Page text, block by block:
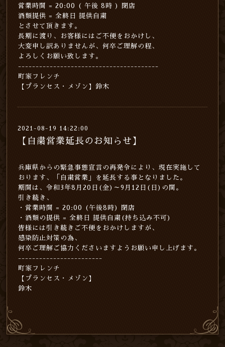
営業時間 = 20:00 ( 午後 8時 ) 閉店
酒類提供 = 全終日 提供自粛
とさせて頂きます。
長期に渡り、お客様にはご不便をおかけし、
大変申し訳ありませんが、何卒ご理解の程、
よろしくお願い致します。
----------------------------------------
町家フレンチ
【プランセス・メゾン】鈴木
2021-08-19 14:22:00
【自粛営業延長のお知らせ】
兵庫県からの緊急事態宣言の再発令により、現在実施して
おります、「自粛営業」を延長する事となりました。
期間は、令和3年8月20日(金)～9月12日(日)の間。
引き続き、
・営業時間 = 20:00 (午後8時) 閉店
・酒類の提供 = 全終日 提供自粛(持ち込み不可)
皆様には引き続きご不便をおかけしますが、
感染防止対策の為、
何卒ご理解ご協力くださいますようお願い申し上げます。
------------------------
町家フレンチ
【プランセス・メゾン】
鈴木